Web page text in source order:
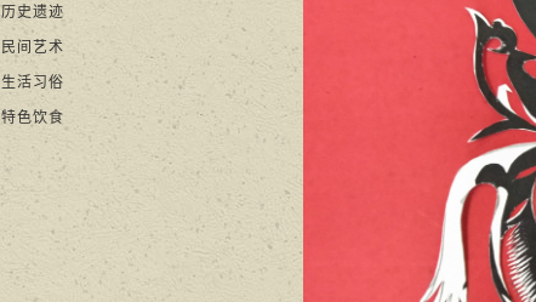
历史遗迹
民间艺术
生活习俗
特色饮食